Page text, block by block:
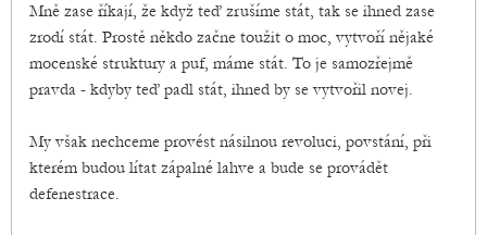
Mně zase říkají, že když teď zrušíme stát, tak se ihned zase
zrodí stát. Prostě někdo začne toužit o moc, vytvoří nějaké
mocenské struktury a puf, máme stát. To je samozřejmě
pravda - kdyby teď padl stát, ihned by se vytvořil novej.
My však nechceme provést násilnou revoluci, povstání, při
kterém budou lítat zápalné lahve a bude se provádět
defenestrace.